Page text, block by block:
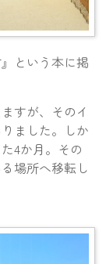
という本に掲
すが、そのイ
ました。しか
4か月。その
場所へ移転し